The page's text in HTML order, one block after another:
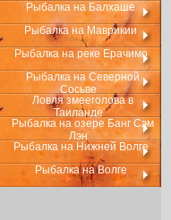
Рыбалка на Балхаше
Рыбалка на Маврикии
Рыбалка на реке Ерачимо
Рыбалка на Северной
Сосьве
Ловля змееголова в
Таиланде
Рыбалка на озере Банг Сэм
Лэн
Рыбалка на Нижней Волге
Рыбалка на Волге